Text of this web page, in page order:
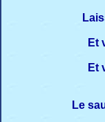
Et
Et
Le